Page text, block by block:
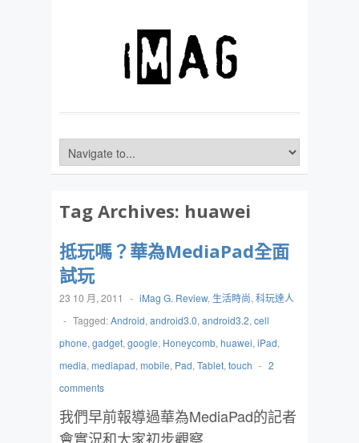
Tag Archives: huawei
抵玩嗎？華為MediaPad全面
試玩
23 10 月, 2011 - iMag G. Review, 生活時尚, 科玩達人
- Tagged:Android, android3.0, android3.2, cell
phone, gadget, google, Honeycomb, huawei, iPad,
media, mediapad, mobile, Pad, Tablet, touch - 2
comments
我們早前報導過華為MediaPad的記者
會實況和大家初步觀察…